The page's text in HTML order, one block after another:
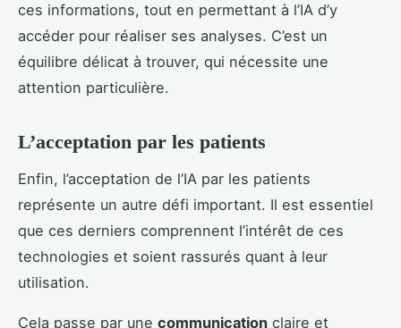
ces informations, tout en permettant à l’IA d’y
accéder pour réaliser ses analyses. C’est un
équilibre délicat à trouver, qui nécessite une
attention particulière.
L’acceptation par les patients
Enfin, l’acceptation de l’IA par les patients
représente un autre défi important. Il est essentiel
que ces derniers comprennent l’intérêt de ces
technologies et soient rassurés quant à leur
utilisation.
Cela passe par une communication claire et